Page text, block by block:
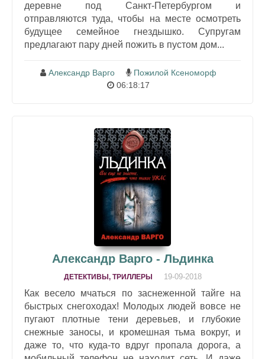
деревне под Санкт-Петербургом и
отправляются туда, чтобы на месте осмотреть
будущее семейное гнездышко. Супругам
предлагают пару дней пожить в пустом дом...
Александр Варго
Пожилой Ксеноморф
06:18:17
Александр Варго - Льдинка
ДЕТЕКТИВЫ, ТРИЛЛЕРЫ 19-09-2018
Как весело мчаться по заснеженной тайге на
быстрых снегоходах! Молодых людей вовсе не
пугают плотные тени деревьев, и глубокие
снежные заносы, и кромешная тьма вокруг, и
даже то, что куда-то вдруг пропала дорога, а